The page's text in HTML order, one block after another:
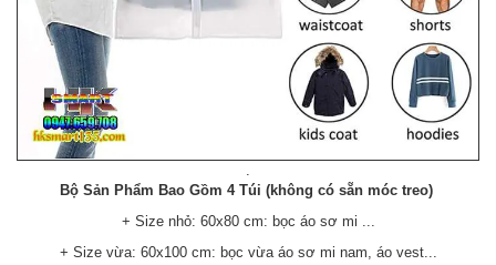
Bộ Sản Phẩm Bao Gồm 4 Túi (không có sẵn móc treo)
+ Size nhỏ: 60x80 cm: bọc áo sơ mi ...
+ Size vừa: 60x100 cm: bọc vừa áo sơ mi nam, áo vest...